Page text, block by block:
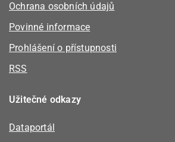
Ochrana osobních údajů
Povinné informace
Prohlášení o přístupnosti
RSS
Užitečné odkazy
Dataportál